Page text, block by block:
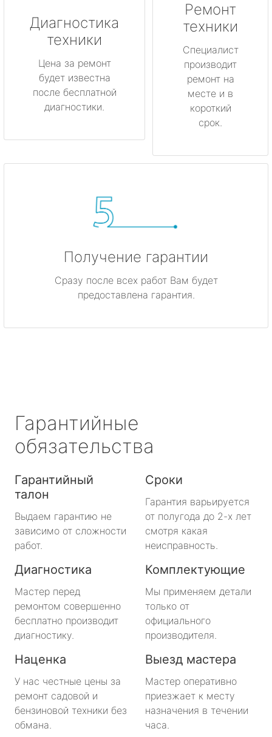
Диагностика
техники
Цена за ремонт
будет известна
после бесплатной
диагностики.
Ремонт
техники
Специалист
производит
ремонт на
месте и в
короткий
срок.
Получение гарантии
Сразу после всех работ Вам будет
предоставлена гарантия.
Гарантийные
обязательства
Гарантийный
талон
Выдаем гарантию не
зависимо от сложности
работ.
Сроки
Гарантия варьируется
от полугода до 2-х лет
смотря какая
неисправность.
Диагностика
Мастер перед
ремонтом совершенно
бесплатно производит
диагностику.
Комплектующие
Мы применяем детали
только от
официального
производителя.
Наценка
У нас честные цены за
ремонт садовой и
бензиновой техники без
обмана.
Выезд мастера
Мастер оперативно
приезжает к месту
назначения в течении
часа.